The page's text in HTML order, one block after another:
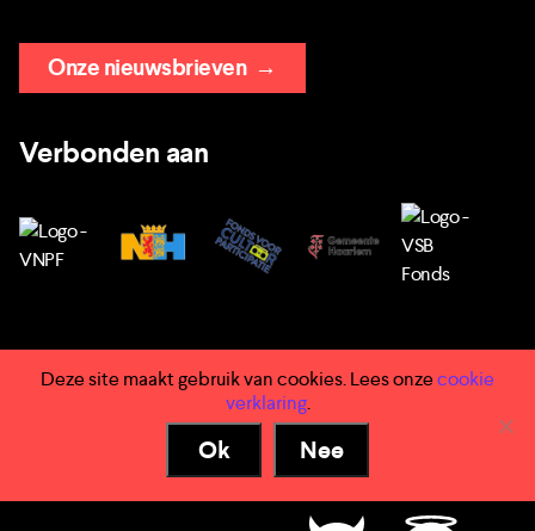
Onze nieuwsbrieven→
Verbonden aan
Deze site maakt gebruik van cookies. Lees onzecookie
verklaring.
Ok Nee